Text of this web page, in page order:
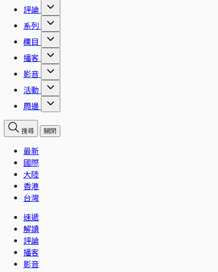
評論
系列
欄目
播客
影音
活動
周邊
搜尋 關閉
最新
國際
大陸
香港
台灣
速遞
解讀
評論
播客
影音